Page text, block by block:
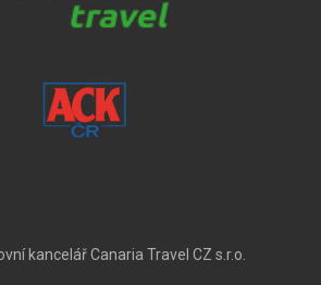
kancelář Canaria Travel CZ s.r.o.